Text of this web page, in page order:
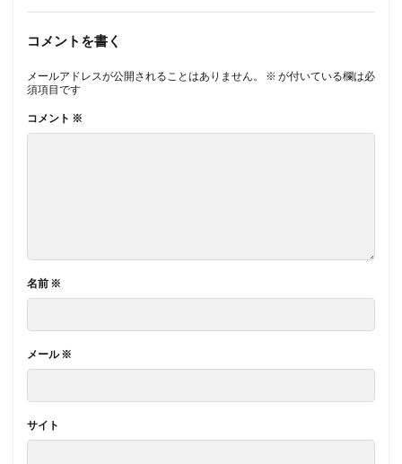
コメントを書く
メールアドレスが公開されることはありません。 ※ が付いている欄は必
須項目です
コメント ※
名前 ※
メール※
サイト